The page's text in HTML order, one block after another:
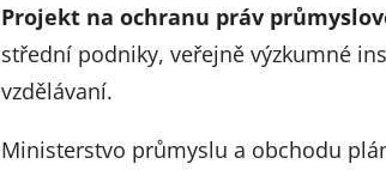
Projekt na ochranu práv
střední podniky, veřejně výzkumné
vzdělávaní.
Ministerstvo průmyslu a obchodu